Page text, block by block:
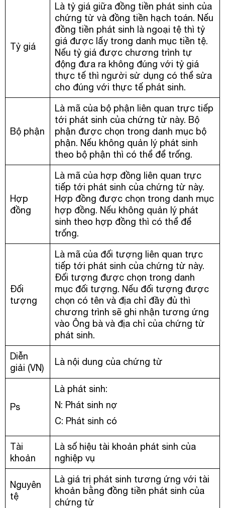
Tỷ giá
Là tỷ giá giữa đồng tiền phát sinh của
chứng từ và đồng tiền hạch toán. Nếu
đồng tiền phát sinh là ngoại tệ thì tỷ
giá được lấy trong danh mục tiền tệ.
Nếu tỷ giá được chương trình tự
động đưa ra không đúng với tỷ giá
thực tế thì người sử dụng có thể sửa
cho đúng với thực tế phát sinh.
Bộ phận
Là mã của bộ phận liên quan trực tiếp
tới phát sinh của chứng từ này. Bộ
phận được chọn trong danh mục bộ
phận. Nếu không quản lý phát sinh
theo bộ phận thì có thể để trống.
Hợp
đồng
Là mã của hợp đồng liên quan trực
tiếp tới phát sinh của chứng từ này.
Hợp đồng được chọn trong danh mục
hợp đồng. Nếu không quản lý phát
sinh theo hợp đồng thì có thể để
trống.
Đối
tượng
Là mã của đối tượng liên quan trực
tiếp tới phát sinh của chứng từ này.
Đối tượng được chọn trong danh
mục đối tượng. Nếu đối tượng được
chọn có tên và địa chỉ đầy đủ thì
chương trình sẽ ghi nhận tương ứng
vào Ông bà và địa chỉ của chứng từ
phát sinh.
Diễn
giải (VN)
Là nội dung của chứng từ
Ps
Là phát sinh:
N: Phát sinh nợ
C: Phát sinh có
Tài
khoản
Là số hiệu tài khoản phát sinh của
nghiệp vụ
Nguyên
tệ
Là giá trị phát sinh tương ứng với tài
khoản bằng đồng tiền phát sinh của
chứng từ